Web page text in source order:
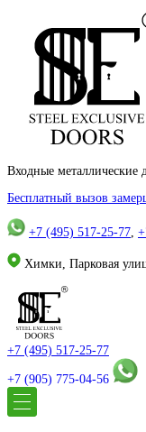
Входные металлические
Бесплатный вызов
+7 (495) 517-25-77,
Химки, Парковая
+7 (495) 517-25-77
+7 (905) 775-04-56